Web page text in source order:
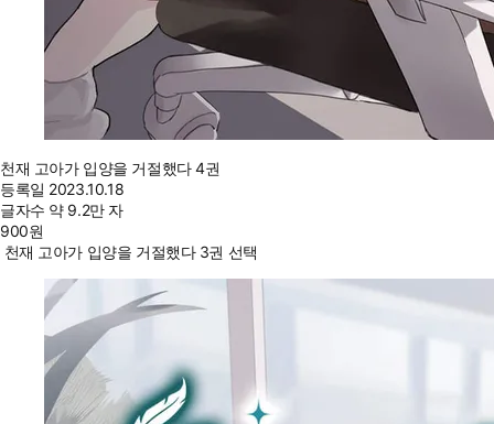
천재 고아가 입양을 거절했다 4권
등록일 2023.10.18
글자수 약 9.2만 자
900원
천재 고아가 입양을 거절했다 3권 선택